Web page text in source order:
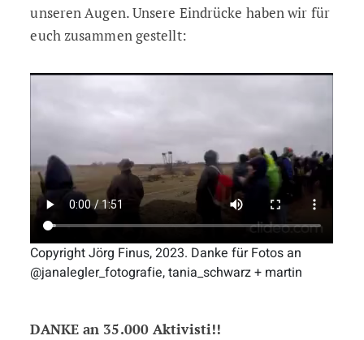
unseren Augen. Unsere Eindrücke haben wir für
euch zusammen gestellt:
Copyright Jörg Finus, 2023. Danke für Fotos an
@janalegler_fotografie, tania_schwarz + martin
DANKE an 35.000 Aktivisti!!